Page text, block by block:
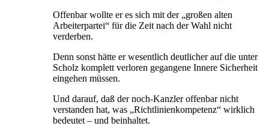
Offenbar wollte er es sich mit der „großen alten
Arbeiterpartei“ für die Zeit nach der Wahl nicht
verderben.
Denn sonst hätte er wesentlich deutlicher auf die unter
Scholz komplett verloren gegangene Innere Sicherheit
eingehen müssen.
Und darauf, daß der noch-Kanzler offenbar nicht
verstanden hat, was „Richtlinienkompetenz“ wirklich
bedeutet – und beinhaltet.